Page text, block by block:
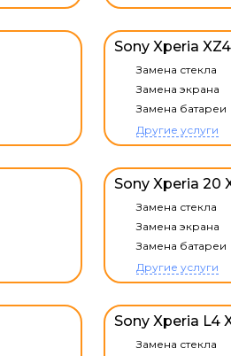
Sony Xperia XZ4
Замена стекла
Замена экрана
Замена батареи
Другие услуги
Sony Xperia 20
Замена стекла
Замена экрана
Замена батареи
Другие услуги
Sony Xperia L4
Замена стекла